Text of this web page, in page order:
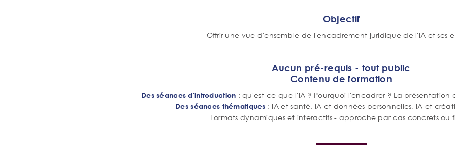
Objectif
Offrir une vue d'ensemble de l'encadrement juridique de l'IA et ses
Aucun pré-requis - tout public
Contenu de formation
Des séances d'introduction : qu'est-ce que l'IA ? Pourquoi l'encadrer ? La
Des séances thématiques : IA et santé, IA et données personnelles, IA et
Formats dynamiques et interactifs - approche par cas concrets ou